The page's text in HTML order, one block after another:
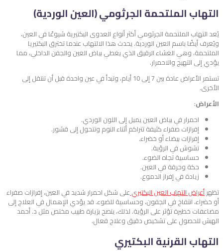
التهاب الملتحمة الجرثومي (العين الوردية)
يُعد التهاب الملتحمة الجرثومي أكثر أنواع العدوى البكتيرية شيوعًا في العين،
ويُعرف أيضًا باسم العين الوردية. يحدث هذا الالتهاب عندما تخترق البكتيريا
الملتحمة، وهي الغشاء الرقيق الذي يغطي بياض العين والجفن الداخلي، مما
يؤدي إلى التهيج والاحمرار.
تستمر الأعراض عادة بين 7 إلى 10 أيام، وتبدأ في عين واحدة قبل أن تنتقل إلى
الأخرى.
الأعراض:
احمرار في بياض العين يميل إلى اللون الوردي.
إفرازات صفراء كثيفة تتراكم أثناء النوم وتتحول إلى قشور.
إفرازات بيضاء أو خضراء.
تشوش في الرؤية.
حساسية تجاه الضوء.
حكة وحرقة في العين.
زيادة في إفراز الدموع.
تظهرأعراض التهاب العين البكتيريعلى شكل احمرار شديد في العين، إفرازات صفراء
أو خضراء، انتفاخ في الجفون، وحساسية للضوء. قد يؤدي الإهمال في العلاج إلى
مضاعفات خطيرة تؤثر على الرؤية. لذلك، ينصح بزيارة طبيب مختص مثل د. أحمد
الهبش للحصول على تشخيص دقيق وعلاج فعال.
التهاب القرنية البكتيري